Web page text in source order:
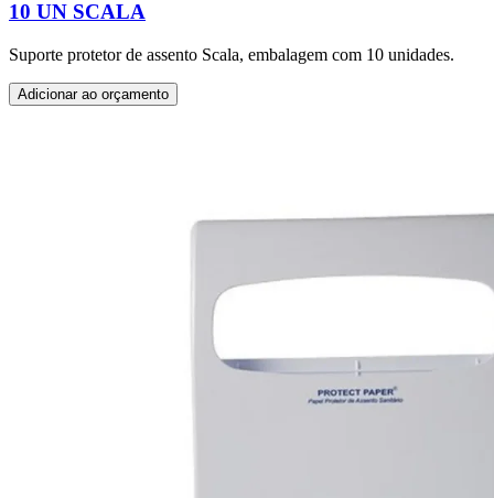
10 UN SCALA
Suporte protetor de assento Scala, embalagem com 10 unidades.
Adicionar ao orçamento